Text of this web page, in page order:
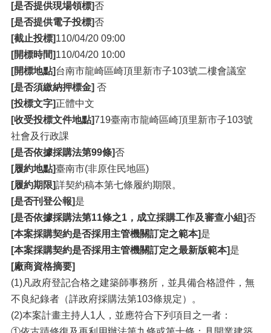
[是否提供現場領標]否
[是否提供電子投標]否
[截止投標]110/04/20 09:00
[開標時間]110/04/20 10:00
[開標地點]台南市龍崎區崎頂里新市子103號二樓會議室
[是否須繳納押標金] 否
[投標文字]正體中文
[收受投標文件地點]719臺南市龍崎區崎頂里新市子103號
社會及行政課
[是否依據採購法第99條]否
[履約地點]臺南市(非原住民地區)
[履約期限]詳契約稿本第七條履約期限。
[是否刊登公報]是
[是否依據採購法第11條之1，成立採購工作及審查小組]否
[本案採購契約是否採用主管機關訂定之範本]是
[本案採購契約是否採用主管機關訂定之最新版範本]是
[廠商資格摘要]
(1)凡政府登記合格之建築師事務所，並具備合格證件，無
不良紀錄者（詳政府採購法第103條規定）。
(2)本案計畫主持人1人，並應符合下列項目之一者：